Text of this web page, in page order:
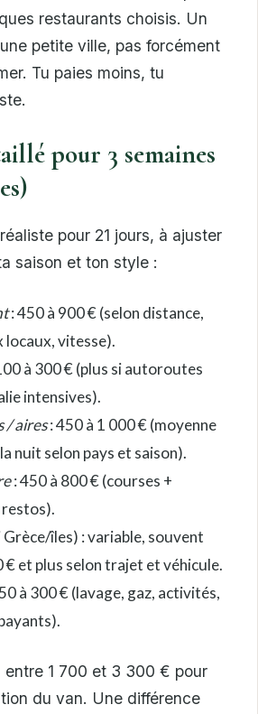
restaurants choisis. Un
petite ville, pas forcément
Tu paies moins, tu
pour 3 semaines
pour 21 jours, à ajuster
saison et ton style :
: 450 à 900 € (selon distance,
locaux, vitesse).
à 300 € (plus si autoroutes
intensives).
/ aires: 450 à 1 000 € (moyenne
nuit selon pays et saison).
: 450 à 800 € (courses +
îles) : variable, souvent
€ et plus selon trajet et véhicule.
à 300 € (lavage, gaz, activités,
entre 1 700 et 3 300 € pour
du van. Une différence